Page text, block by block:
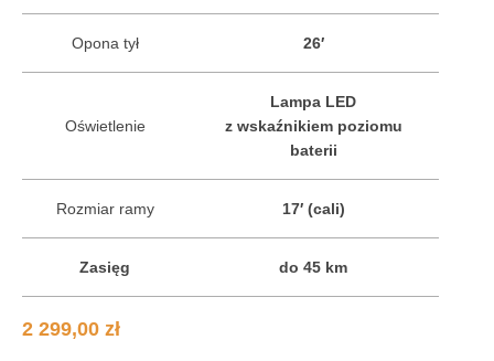
Opona tył 26′
Oświetlenie
Lampa LED
z wskaźnikiem poziomu
baterii
Rozmiar ramy 17′ (cali)
Zasięg do 45 km
2 299,00 zł